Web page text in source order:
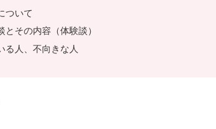
ついて
とその内容（体験談）
る人、不向きな人